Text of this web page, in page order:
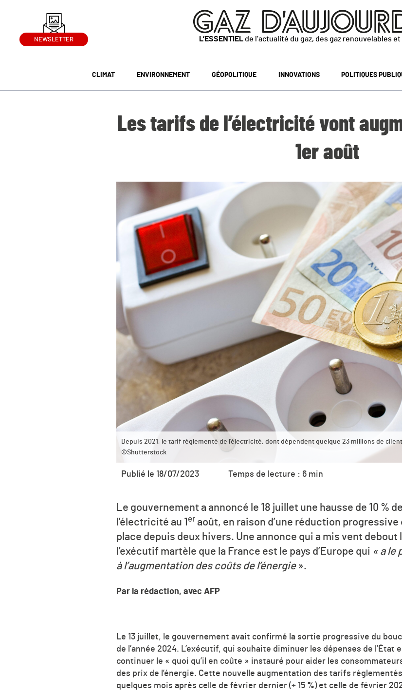
NEWSLETTER L’ESSENTIEL de l’actualité du gaz, des gaz renouvelables et
CLIMAT ENVIRONNEMENT GÉOPOLITIQUE INNOVATIONS POLITIQUES
Les tarifs de l’électricité vont
1er août
Depuis 2021, le tarif réglementé de l'électricité, dont dépendent quelque 23 millions de
©Shutterstock
Publié le 18/07/2023 Temps de lecture : 6 min
Le gouvernement a annoncé le 18 juillet une hausse de 10 %
l’électricité au 1 er août, en raison d’une réduction
place depuis deux hivers. Une annonce qui a mis vent
l’exécutif martèle que la France est le pays d’Europe qui « a le
à l’augmentation des coûts de l’énergie».
Par la rédaction, avec AFP
Le 13 juillet, le gouvernement avait confirmé la sortie progressive du
de l’année 2024. L’exécutif, qui souhaite diminuer les dépenses de l’État
continuer le « quoi qu’il en coûte » instauré pour aider les
des prix de l’énergie. Cette nouvelle augmentation des tarifs
quelques mois après celle de février dernier (+ 15 %) et celle de février